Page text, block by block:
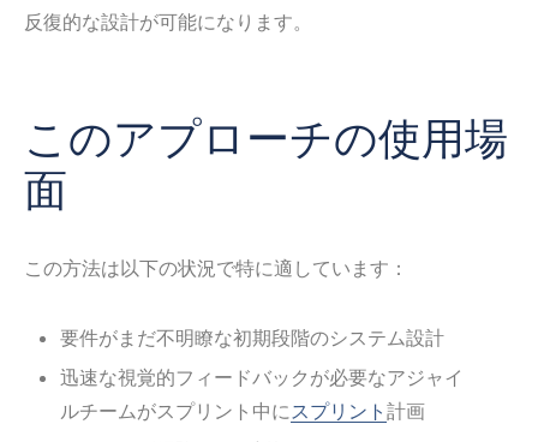
反復的な設計が可能になります。
このアプローチの使用場
面
この方法は以下の状況で特に適しています：
要件がまだ不明瞭な初期段階のシステム設計
迅速な視覚的フィードバックが必要なアジャイ
ルチームがスプリント中に スプリント 計画